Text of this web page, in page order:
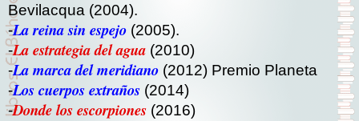
Bevilacqua (2004).
-La reina sin espejo (2005).
-La estrategia del agua (2010)
-La marca del meridiano (2012) Premio Planeta
-Los cuerpos extraños (2014)
-Donde los escorpiones (2016)